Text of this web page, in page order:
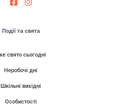
Події та свята
свято сьогодні
Неробочі дні
Шкільні вихідні
Особистості